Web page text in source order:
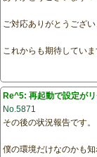
ご対応ありがとうござい
これからも期待していま
Re^5: 再起動で設定がリ
No.5871
その後の状況報告です。
僕の環境だけなのかも